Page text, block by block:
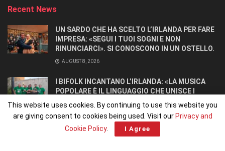
Recent News
UN SARDO CHE HA SCELTO L’IRLANDA PER FARE
IMPRESA: «SEGUI I TUOI SOGNI E NON
RINUNCIARCI». SI CONOSCONO IN UN OSTELLO.
AUGUST 8, 2026
I BIFOLK INCANTANO L’IRLANDA: «LA MUSICA
POPOLARE È IL LINGUAGGIO CHE UNISCE I
POPOLI»
JULY 31, 2026
This website uses cookies. By continuing to use this website you
are giving consent to cookies being used. Visit our Privacy and
Cookie Policy. I Agree